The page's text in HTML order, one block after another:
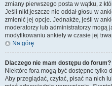
zmiany pierwszego posta w wątku, z
Jeśli nikt jeszcze nie oddał głosu w
zmienić jej opcje. Jednakże, jeśli w
moderatorzy lub administratorzy mogą
modyfikowaniu ankiety w czasie jej
Na górę
Dlaczego nie mam dostępu do forum?
Niektóre fora mogą być dostępne tylko
Aby przeglądać, czytać, pisać na nich